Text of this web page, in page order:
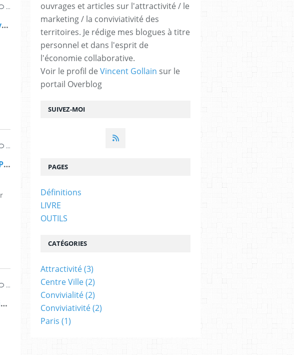
…
La convivialité, levier d'attractivité des centres villes
…
Le manifeste pour la beauté de Paris de la Ville de Paris
…
Associer stratégie de revitalisation et démarche d'attractivité : l'exemple d'Evry-Courcouronnes
SUIVEZ-MOI
ouvrages et articles sur l'attractivité / le
marketing / la conviviativité des
territoires. Je rédige mes blogues à titre
personnel et dans l'esprit de
l'économie collaborative.
Voir le profil de Vincent Gollain sur le
portail Overblog
PAGES
Définitions
LIVRE
OUTILS
CATÉGORIES
Attractivité(3)
Centre Ville(2)
Convivialité(2)
Conviviativité(2)
Paris (1)